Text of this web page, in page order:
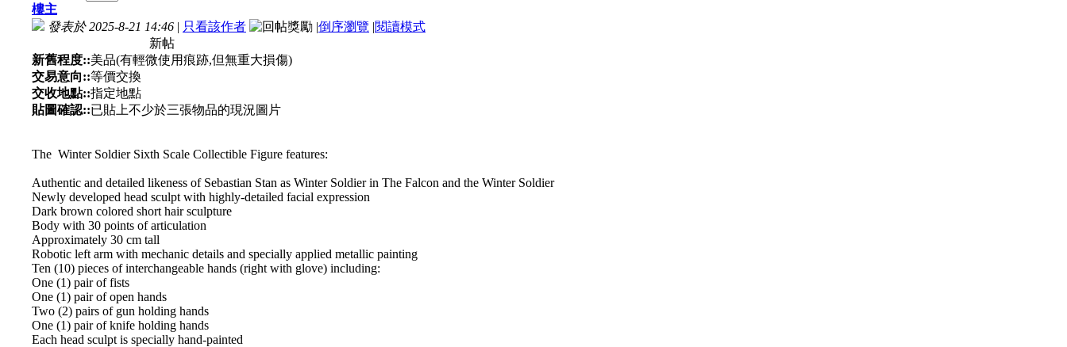
樓主
發表於 2025-8-21 14:46 | 只看該作者 |倒序瀏覽 |閱讀模式
新帖
新舊程度::美品(有輕微使用痕跡,但無重大損傷)
交易意向::等價交換
交收地點::指定地點
貼圖確認::已貼上不少於三張物品的現況圖片
The Winter Soldier Sixth Scale Collectible Figure features:
Authentic and detailed likeness of Sebastian Stan as Winter Soldier in The Falcon and the Winter Soldier
Newly developed head sculpt with highly-detailed facial expression
Dark brown colored short hair sculpture
Body with 30 points of articulation
Approximately 30 cm tall
Robotic left arm with mechanic details and specially applied metallic painting
Ten (10) pieces of interchangeable hands (right with glove) including:
One (1) pair of fists
One (1) pair of open hands
Two (2) pairs of gun holding hands
One (1) pair of knife holding hands
Each head sculpt is specially hand-painted